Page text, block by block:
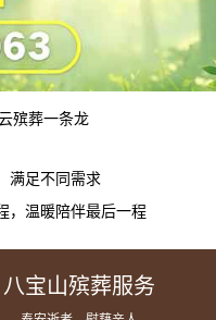
殡葬一条龙
满足不同需求
，温暖陪伴最后一程
八宝山殡葬服务